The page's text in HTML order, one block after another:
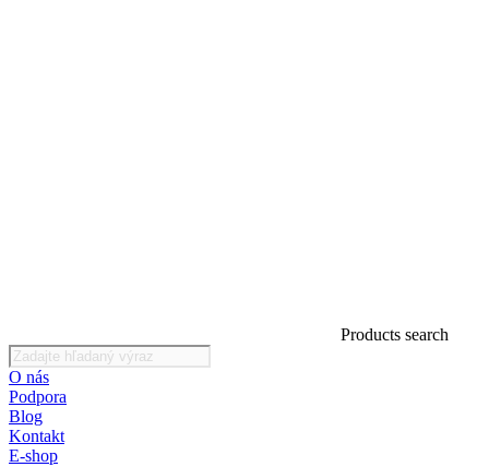
Products search
O nás
Podpora
Blog
Kontakt
E-shop